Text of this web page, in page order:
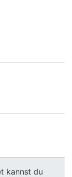
kannst du